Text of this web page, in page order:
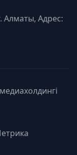
Алматы, Адрес: